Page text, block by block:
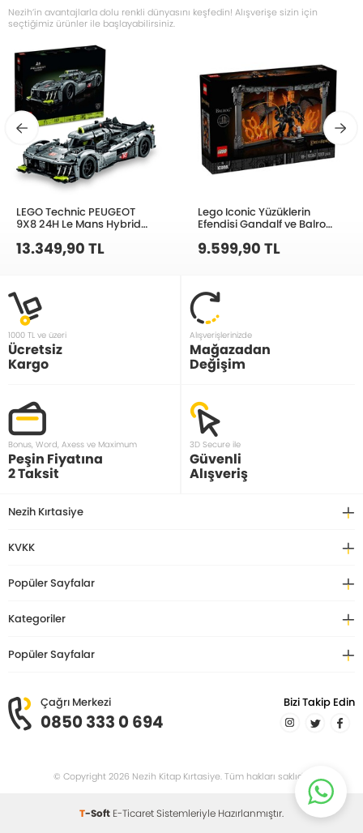
Nezih’in avantajlarla dolu renkli dünyasını keşfedin! Alışverişe sizin için
seçtiğimiz ürünler ile başlayabilirsiniz.
LEGO Technic PEUGEOT
9X8 24H Le Mans Hybrid
Hypercar 42156 Yapım Seti
(1775 Parça)
13.349,90 TL
Lego Iconic Yüzüklerin
Efendisi Gandalf ve Balrog
9.599,90 TL
1000 TL ve üzeri
Ücretsiz
Kargo
Alışverişlerinizde
Mağazadan
Değişim
Bonus, Word, Axess ve Maximum
Peşin Fiyatına
2 Taksit
3D Secure ile
Güvenli
Alışveriş
Nezih Kırtasiye
KVKK
Popüler Sayfalar
Kategoriler
Popüler Sayfalar
Çağrı Merkezi
0850 333 0 694
Bizi Takip Edin
© Copyright 2026 Nezih Kitap Kırtasiye. Tüm hakları saklıdır.
T-Soft E-TicaretSistemleriyle Hazırlanmıştır.